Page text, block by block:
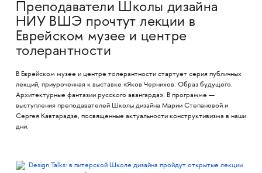
Преподаватели Школы дизайна
НИУ ВШЭ прочтут лекции в
Еврейском музее и центре
толерантности
В Еврейском музее и центре толерантности стартует серия публичных
лекций, приуроченная к выставке «Яков Чернихов. Образ будущего.
Архитектурные фантазии русского авангарда». В программе —
выступления преподавателей Школы дизайна Марии Степановой и
Сергея Кавтарадзе, посвященные актуальности конструктивизма в наши
дни.